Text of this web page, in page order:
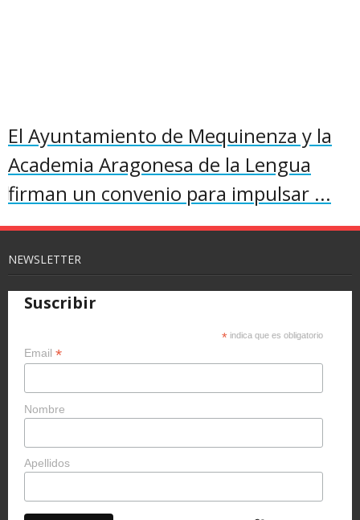
El Ayuntamiento de Mequinenza y la
Academia Aragonesa de la Lengua
firman un convenio para impulsar ...
NEWSLETTER
Suscribir
* indica que es obligatorio
Email *
Nombre
Apellidos